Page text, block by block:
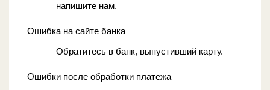
напишите нам.
Ошибка на сайте банка
Обратитесь в банк, выпустивший карту.
Ошибки после обработки платежа